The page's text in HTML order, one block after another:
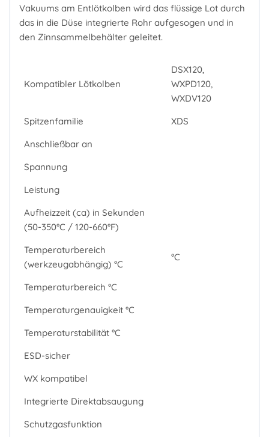
Vakuums am Entlötkolben wird das flüssige Lot durch
das in die Düse integrierte Rohr aufgesogen und in
den Zinnsammelbehälter geleitet.
Kompatibler Lötkolben
DSX120,
WXPD120,
WXDV120
Spitzenfamilie
XDS
Anschließbar an
Spannung
Leistung
Aufheizzeit (ca) in Sekunden
(50-350°C / 120-660°F)
Temperaturbereich
(werkzeugabhängig) °C
°C
Temperaturbereich °C
Temperaturgenauigkeit °C
Temperaturstabilität °C
ESD-sicher
WX kompatibel
Integrierte Direktabsaugung
Schutzgasfunktion